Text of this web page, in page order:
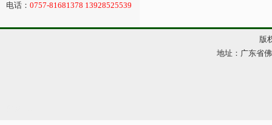
电话： 0757-81681378 13928525539
版
地址：广东省